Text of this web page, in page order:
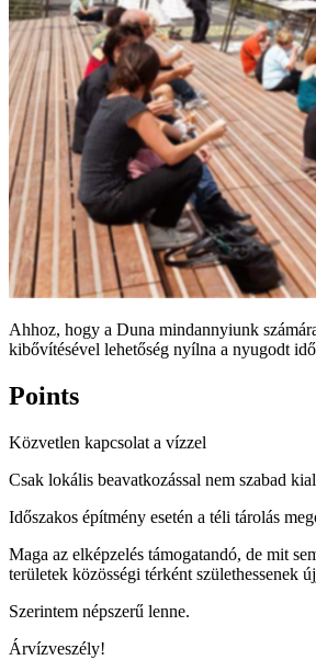
Ahhoz, hogy a Duna mindannyiunk
kibővítésével lehetőség nyílna a nyugodt
Points
Közvetlen kapcsolat a vízzel
Csak lokális beavatkozással nem szabad
Időszakos építmény esetén a téli tárolás
Maga az elképzelés támogatandó, de mit
területek közösségi térként születhessenek
Szerintem népszerű lenne.
Árvízveszély!